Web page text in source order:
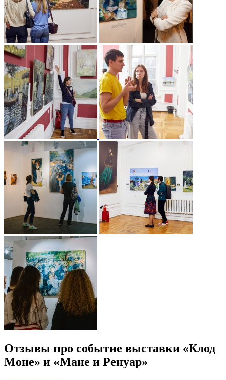
Отзывы про событие выставки «Клод
Моне» и «Мане и Ренуар»